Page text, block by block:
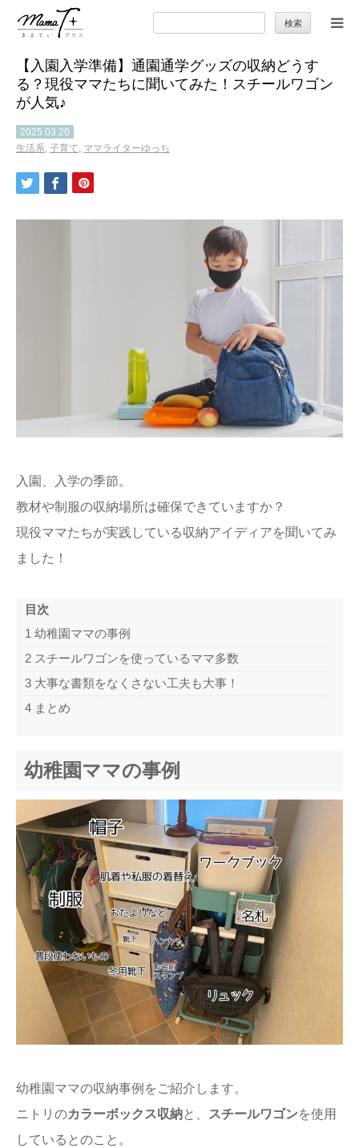
索:
【入園入学準備】通園通学グッズの収納どうす
る？現役ママたちに聞いてみた！スチールワゴン
が人気♪
2025.03.20
生活系, 子育て, ママライターゆっち
入園、入学の季節。
教材や制服の収納場所は確保できていますか？
現役ママたちが実践している収納アイディアを聞いてみ
ました！
目次
1 幼稚園ママの事例
2 スチールワゴンを使っているママ多数
3 大事な書類をなくさない工夫も大事！
4 まとめ
幼稚園ママの事例
幼稚園ママの収納事例をご紹介します。
ニトリのカラーボックス収納と、 スチールワゴンを使用
しているとのこと。
トップ
ママのカラダとココロ